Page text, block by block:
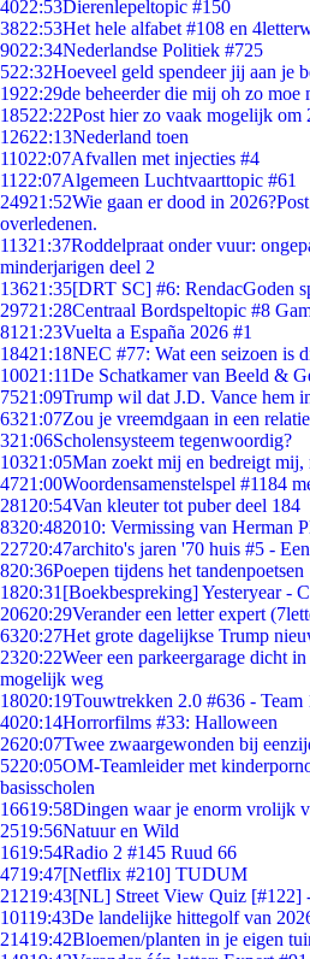
4022:53Dierenlepeltopic #150
3822:53Het hele alfabet #108 en
9022:34Nederlandse Politiek #725
522:32Hoeveel geld spendeer jij aan je
1922:29de beheerder die mij oh zo moe
18522:22Post hier zo vaak mogelijk om
12622:13Nederland toen
11022:07Afvallen met injecties #4
11 22:07Algemeen Luchtvaarttopic #61
24921:52Wie gaan er dood in
overledenen.
11321:37Roddelpraat onder vuur:
minderjarigen deel 2
13621:35[DRT SC] #6: RendacGoden
29721:28Centraal Bordspeltopic #8
81 21:23Vuelta a España 2026 #1
18421:18NEC #77: Wat een seizoen is
10021:11De Schatkamer van Beeld &
7521:09Trump wil dat J.D. Vance hem
6321:07Zou je vreemdgaan in een
321:06Scholensysteem tegenwoordig?
10321:05Man zoekt mij en bedreigt
4721:00Woordensamenstelspel #1184
281 20:54Van kleuter tot puber deel 184
8320:482010: Vermissing van Herman
22720:47archito's jaren '70 huis #5 -
820:36Poepen tijdens het tandenpoetsen
1820:31 [Boekbespreking] Yesteryear -
20620:29Verander een letter expert
6320:27Het grote dagelijkse Trump
2320:22Weer een parkeergarage dicht
mogelijk weg
18020:19Touwtrekken 2.0 #636 -
4020:14Horrorfilms #33: Halloween
2620:07Twee zwaargewonden bij
5220:05OM-Teamleider met
basisscholen
16619:58Dingen waar je enorm vrolijk
2519:56Natuur en Wild
1619:54Radio 2 #145 Ruud 66
4719:47[Netflix #210] TUDUM
21219:43[NL] Street View Quiz [#122]
10119:43De landelijke hittegolf van
21419:42Bloemen/planten in je eigen